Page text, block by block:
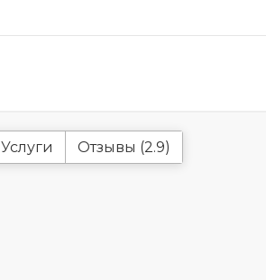
Услуги Отзывы (2.9)